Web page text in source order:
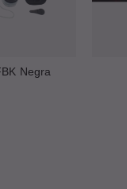
Negra